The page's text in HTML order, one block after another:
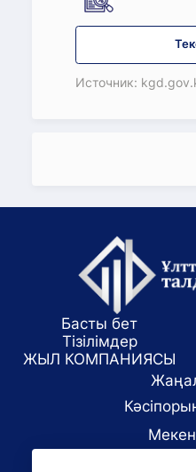
Источник:
Басты бет
Тізілімдер
ЖЫЛ КОМПАНИЯСЫ